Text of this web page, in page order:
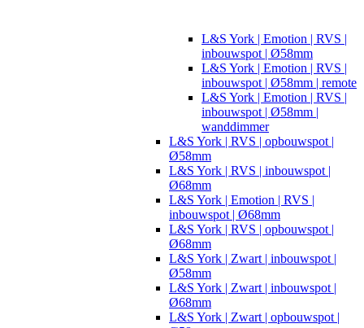
L&S York | Emotion | RVS |
inbouwspot | Ø58mm
L&S York | Emotion | RVS |
inbouwspot | Ø58mm | remote
L&S York | Emotion | RVS |
inbouwspot | Ø58mm |
wanddimmer
L&S York | RVS | opbouwspot |
Ø58mm
L&S York | RVS | inbouwspot |
Ø68mm
L&S York | Emotion | RVS |
inbouwspot | Ø68mm
L&S York | RVS | opbouwspot |
Ø68mm
L&S York | Zwart | inbouwspot |
Ø58mm
L&S York | Zwart | inbouwspot |
Ø68mm
L&S York | Zwart | opbouwspot |